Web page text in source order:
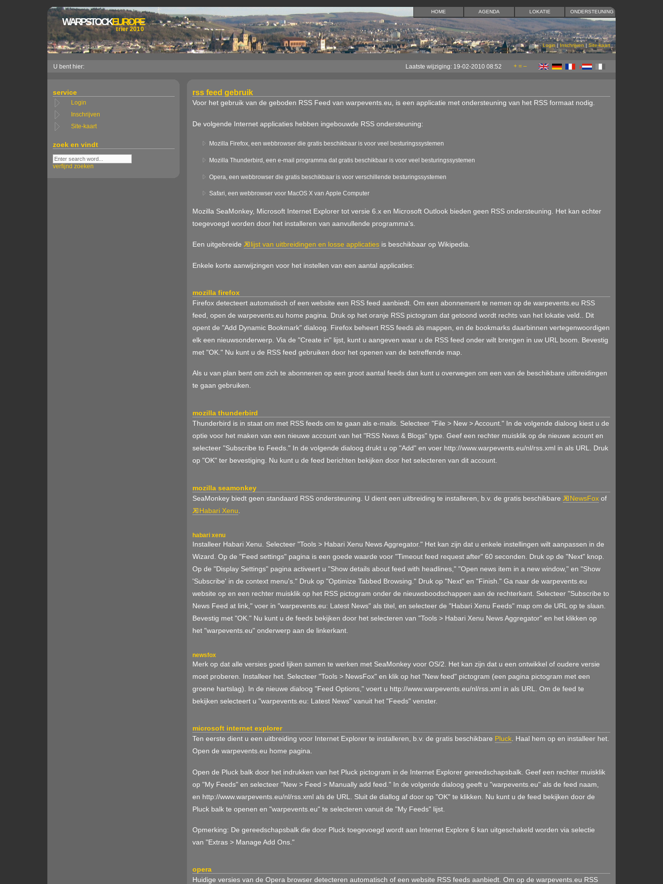
Login | Inschrijven | Site-kaart
WARPSTOCKEUROPE
trier 2010
ONDERSTEUNING
LOKATIE
AGENDA
HOME
U bent hier: + = –
Laatste wijziging: 19-02-2010 08:52
service
Login
Inschrijven
Site-kaart
zoek en vindt
verfijnd zoeken
rss feed gebruik
Voor het gebruik van de geboden RSS Feed van warpevents.eu, is een applicatie met ondersteuning van het RSS formaat nodig.
De volgende Internet applicaties hebben ingebouwde RSS ondersteuning:
Mozilla Firefox, een webbrowser die gratis beschikbaar is voor veel besturingssystemen
Mozilla Thunderbird, een e-mail programma dat gratis beschikbaar is voor veel besturingssystemen
Opera, een webbrowser die gratis beschikbaar is voor verschillende besturingssystemen
Safari, een webbrowser voor MacOS X van Apple Computer
Mozilla SeaMonkey, Microsoft Internet Explorer tot versie 6.x en Microsoft Outlook bieden geen RSS ondersteuning. Het kan echter
toegevoegd worden door het installeren van aanvullende programma's.
Een uitgebreide lijst van uitbreidingen en losse applicatiesis beschikbaar op Wikipedia.
Enkele korte aanwijzingen voor het instellen van een aantal applicaties:
mozilla firefox
Firefox detecteert automatisch of een website een RSS feed aanbiedt. Om een abonnement te nemen op de warpevents.eu RSS
feed, open de warpevents.eu home pagina. Druk op het oranje RSS pictogram dat getoond wordt rechts van het lokatie veld.. Dit
opent de "Add Dynamic Bookmark" dialoog. Firefox beheert RSS feeds als mappen, en de bookmarks daarbinnen vertegenwoordigen
elk een nieuwsonderwerp. Via de "Create in" lijst, kunt u aangeven waar u de RSS feed onder wilt brengen in uw URL boom. Bevestig
met "OK." Nu kunt u de RSS feed gebruiken door het openen van de betreffende map.
Als u van plan bent om zich te abonneren op een groot aantal feeds dan kunt u overwegen om een van de beschikbare uitbreidingen
te gaan gebruiken.
mozilla thunderbird
Thunderbird is in staat om met RSS feeds om te gaan als e-mails. Selecteer "File > New > Account." In de volgende dialoog kiest u de
optie voor het maken van een nieuwe account van het "RSS News & Blogs" type. Geef een rechter muisklik op de nieuwe acount en
selecteer "Subscribe to Feeds." In de volgende dialoog drukt u op "Add" en voer http://www.warpevents.eu/nl/rss.xml in als URL. Druk
op "OK" ter bevestiging. Nu kunt u de feed berichten bekijken door het selecteren van dit account.
mozilla seamonkey
SeaMonkey biedt geen standaard RSS ondersteuning. U dient een uitbreiding te installeren, b.v. de gratis beschikbare
NewsFoxof
Habari Xenu
habari xenu
Installeer Habari Xenu. Selecteer "Tools > Habari Xenu News Aggregator." Het kan zijn dat u enkele instellingen wilt aanpassen in de
Wizard. Op de "Feed settings" pagina is een goede waarde voor "Timeout feed request after" 60 seconden. Druk op de "Next" knop.
Op de "Display Settings" pagina activeert u "Show details about feed with headlines," "Open news item in a new window," en "Show
'Subscribe' in de context menu's." Druk op "Optimize Tabbed Browsing." Druk op "Next" en "Finish." Ga naar de warpevents.eu
website op en een rechter muisklik op het RSS pictogram onder de nieuwsboodschappen aan de rechterkant. Selecteer "Subscribe to
News Feed at link," voer in "warpevents.eu: Latest News" als titel, en selecteer de "Habari Xenu Feeds" map om de URL op te slaan.
Bevestig met "OK." Nu kunt u de feeds bekijken door het selecteren van "Tools > Habari Xenu News Aggregator" en het klikken op
het "warpevents.eu" onderwerp aan de linkerkant.
newsfox
Merk op dat alle versies goed lijken samen te werken met SeaMonkey voor OS/2. Het kan zijn dat u een ontwikkel of oudere versie
moet proberen. Installeer het. Selecteer "Tools > NewsFox" en klik op het "New feed" pictogram (een pagina pictogram met een
groene hartslag). In de nieuwe dialoog "Feed Options," voert u http://www.warpevents.eu/nl/rss.xml in als URL. Om de feed te
bekijken selecteert u "warpevents.eu: Latest News" vanuit het "Feeds" venster.
microsoft internet explorer
Ten eerste dient u een uitbreiding voor Internet Explorer te installeren, b.v. de gratis beschikbare Pluck. Haal hem op en installeer het.
Open de warpevents.eu home pagina.
Open de Pluck balk door het indrukken van het Pluck pictogram in de Internet Explorer gereedschapsbalk. Geef een rechter muisklik
op "My Feeds" en selecteer "New > Feed > Manually add feed." In de volgende dialoog geeft u "warpevents.eu" als de feed naam,
en http://www.warpevents.eu/nl/rss.xml als de URL. Sluit de diallog af door op "OK" te klikken. Nu kunt u de feed bekijken door de
Pluck balk te openen en "warpevents.eu" te selecteren vanuit de "My Feeds" lijst.
Opmerking: De gereedschapsbalk die door Pluck toegevoegd wordt aan Internet Explore 6 kan uitgeschakeld worden via selectie
van "Extras > Manage Add Ons."
opera
Huidige versies van de Opera browser detecteren automatisch of een website RSS feeds aanbiedt. Om op de warpevents.eu RSS